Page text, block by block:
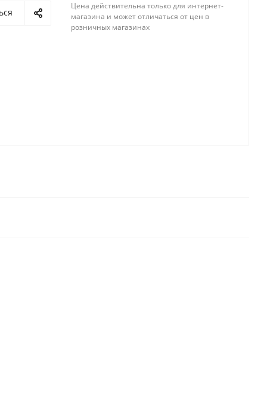
Цена действительна только для интернет-
магазина и может отличаться от цен в
розничных магазинах